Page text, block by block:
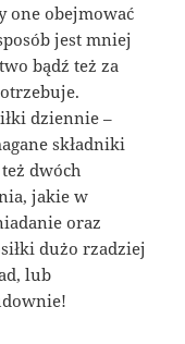
one obejmować
jest mniej
bądź też za
dziennie –
składniki
dwóch
jakie w
oraz
dużo rzadziej
lub